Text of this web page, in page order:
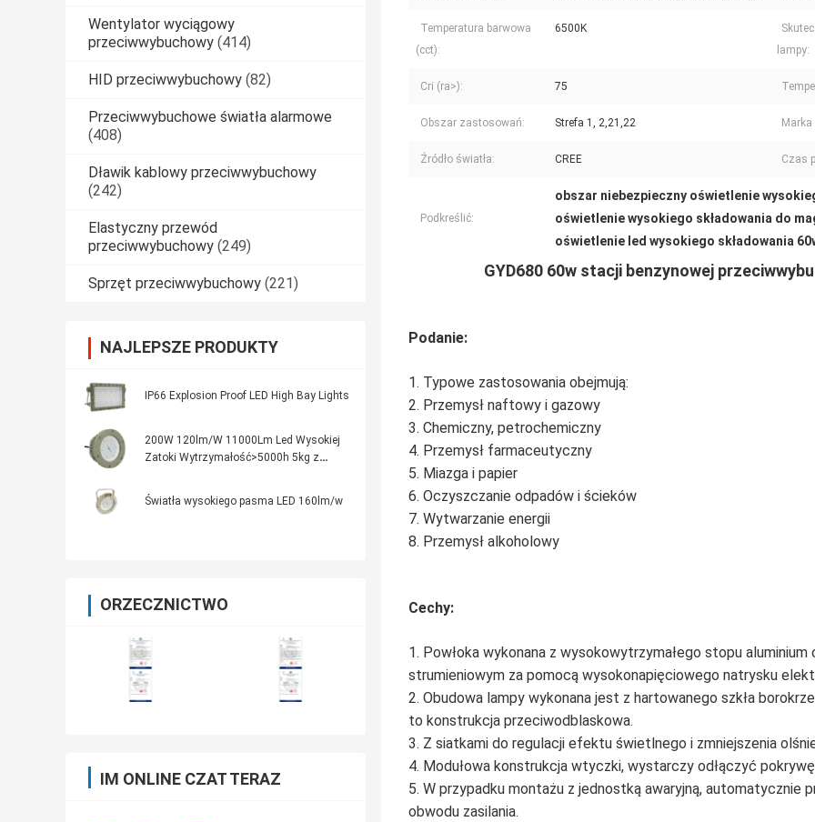
Wentylator wyciągowy
przeciwwybuchowy (414)
HID przeciwwybuchowy (82)
Przeciwwybuchowe światła alarmowe
(408)
Dławik kablowy przeciwwybuchowy
(242)
Elastyczny przewód
przeciwwybuchowy (249)
Sprzęt przeciwwybuchowy (221)
NAJLEPSZE PRODUKTY
IP66 Explosion Proof LED High Bay Lights
200W 120lm/W 11000Lm Led Wysokiej
Zatoki Wytrzymałość>5000h 5kg z
Światła wysokiego pasma LED 160lm/w
ORZECZNICTWO
IM ONLINE CZAT TERAZ
Temperatura barwowa
(cct):
6500K
lampy:
Cri (ra>): 75
Obszar zastosowań: Strefa 1, 2,21,22
Źródło światła: CREE Czas
Podkreślić:
obszar niebezpieczny oświetlenie
oświetlenie wysokiego składowania do
oświetlenie led wysokiego składowania
GYD680 60w stacji benzynowej
Podanie:
1. Typowe zastosowania obejmują:
2. Przemysł naftowy i gazowy
3. Chemiczny, petrochemiczny
4. Przemysł farmaceutyczny
5. Miazga i papier
6. Oczyszczanie odpadów i ścieków
7. Wytwarzanie energii
8. Przemysł alkoholowy
Cechy:
1. Powłoka wykonana z wysokowytrzymałego stopu
strumieniowym za pomocą wysokonapięciowego natrysku
2. Obudowa lampy wykonana jest z hartowanego szkła
to konstrukcja przeciwodblaskowa.
3. Z siatkami do regulacji efektu świetlnego i zmniejszenia
4. Modułowa konstrukcja wtyczki, wystarczy odłączyć
5. W przypadku montażu z jednostką awaryjną, automatycznie
obwodu zasilania.